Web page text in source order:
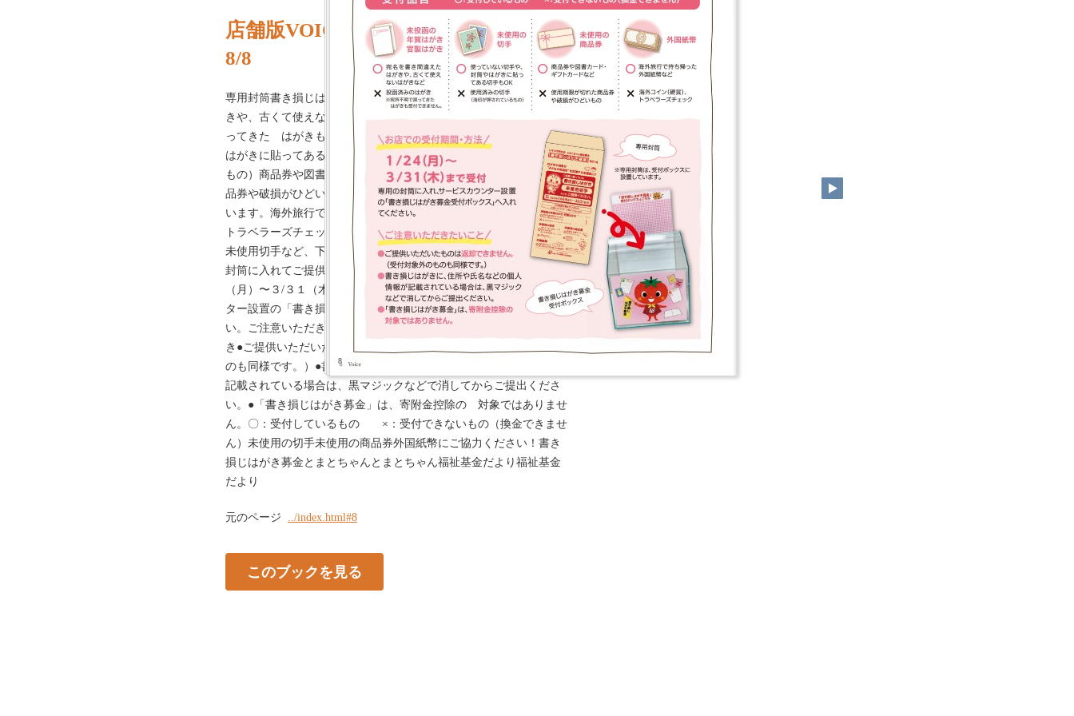
8
店舗版VOICE 2022年1月号
8/8
専用封筒書き損じはがき募金受付ボックス宛名を書き間違えたはが
きや、古くて使えないはがきなど投函済みのはがき※宛所不明で戻
ってきた はがきも受付できません。使っていない切手や、封筒や
はがきに貼ってある切手もOK使用済みの切手（消印が押されている
もの）商品券や図書カード・ギフトカードなど使用期限が切れた商
品券や破損がひどいもの※専用封筒は、受付ボックスに 設置して
います。海外旅行で持ち帰った外国紙幣など海外コイン（硬貨）、
トラベラーズチェック書き損じた年賀はがきやご家庭に眠っている
未使用切手など、下記の受付品を受付ボックスに設置している専用
封筒に入れてご提供ください。お店での受付期間・方法１/２４
（月）〜３/３１（木）まで受付専用の封筒に入れ、サービスカウン
ター設置の「書き損じはがき募金受付ボックス」へ入れてくださ
い。ご注意いただきたいこと受付品目未投函の年賀はがき官製はが
き●ご提供いただいたものは返却できません。 （受付対象外のも
のも同様です。）●書き損じはがきに、住所や氏名などの個人情報が
記載されている場合は、黒マジックなどで消してからご提出くださ
い。●「書き損じはがき募金」は、寄附金控除の 対象ではありませ
ん。〇：受付しているもの ×：受付できないもの（換金できませ
ん）未使用の切手未使用の商品券外国紙幣にご協力ください！書き
損じはがき募金とまとちゃんとまとちゃん福祉基金だより福祉基金
だより
元のページ ../index.html#8
このブックを見る